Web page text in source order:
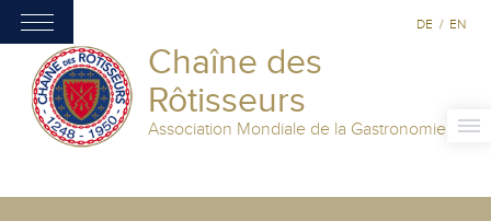
Chaîne des
Rôtisseurs
Association Mondiale de la Gastronomie
DE / EN